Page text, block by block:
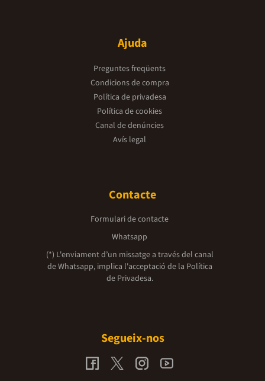
Ajuda
Preguntes freqüents
Condicions de compra
Política de privadesa
Política de cookies
Canal de denúncies
Avís legal
Contacte
Formulari de contacte
Whatsapp
(*) L'enviament d’un missatge a través del canal
de Whatsapp, implica l'acceptació de la Política
de Privadesa.
Segueix-nos